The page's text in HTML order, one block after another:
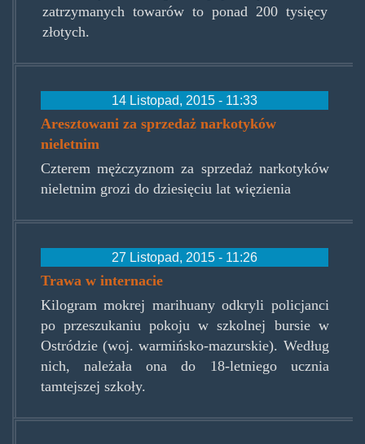
zatrzymanych towarów to ponad 200 tysięcy
złotych.
14 Listopad, 2015 - 11:33
Aresztowani za sprzedaż narkotyków
nieletnim
Czterem mężczyznom za sprzedaż narkotyków
nieletnim grozi do dziesięciu lat więzienia
27 Listopad, 2015 - 11:26
Trawa w internacie
Kilogram mokrej marihuany odkryli policjanci
po przeszukaniu pokoju w szkolnej bursie w
Ostródzie (woj. warmińsko-mazurskie). Według
nich, należała ona do 18-letniego ucznia
tamtejszej szkoły.